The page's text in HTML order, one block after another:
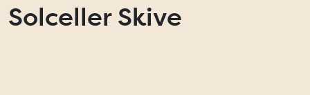
Solceller Skive